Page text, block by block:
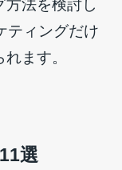
法を検討し
ティングだけ
ます。
選